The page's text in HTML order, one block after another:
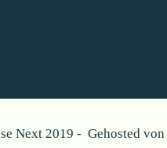
Next 2019 - Gehosted von